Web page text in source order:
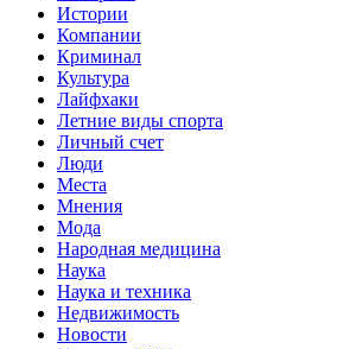
Истории
Компании
Криминал
Культура
Лайфхаки
Летние виды спорта
Личный счет
Люди
Места
Мнения
Мода
Народная медицина
Наука
Наука и техника
Недвижимость
Новости